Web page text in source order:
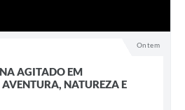
Ontem
AGITADO EM
NATUREZA E